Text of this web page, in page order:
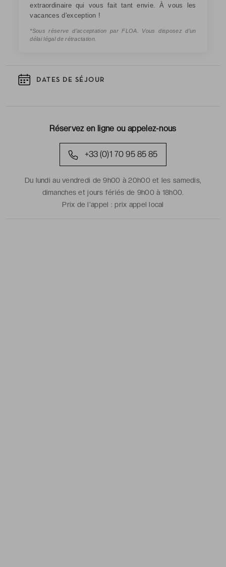
DATES DE SÉJOUR
Réservez en ligne ou appelez-nous
+33 (0)1 70 95 85 85
Du lundi au vendredi de 9h00 à 20h00 et les samedis,
dimanches et jours fériés de 9h00 à 18h00.
Prix de l'appel :prix appel local
extraordinaire qui vous fait tant envie. À vous les
vacances d'exception !
*Sous réserve d’acceptation par FLOA. Vous disposez d’un
délai légal de rétractation.